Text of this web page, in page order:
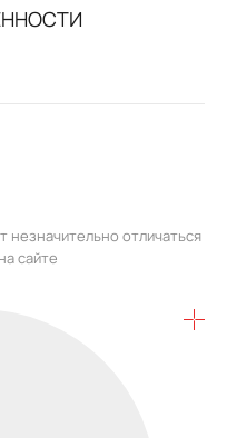
незначительно отличаться
сайте